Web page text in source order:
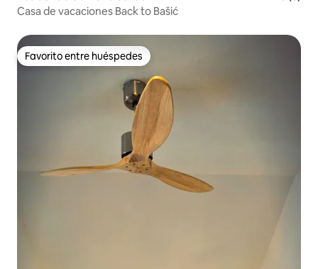
Casa de vacaciones Back to Bašić
Favorito entre huéspedes
Favorito entre huéspedes